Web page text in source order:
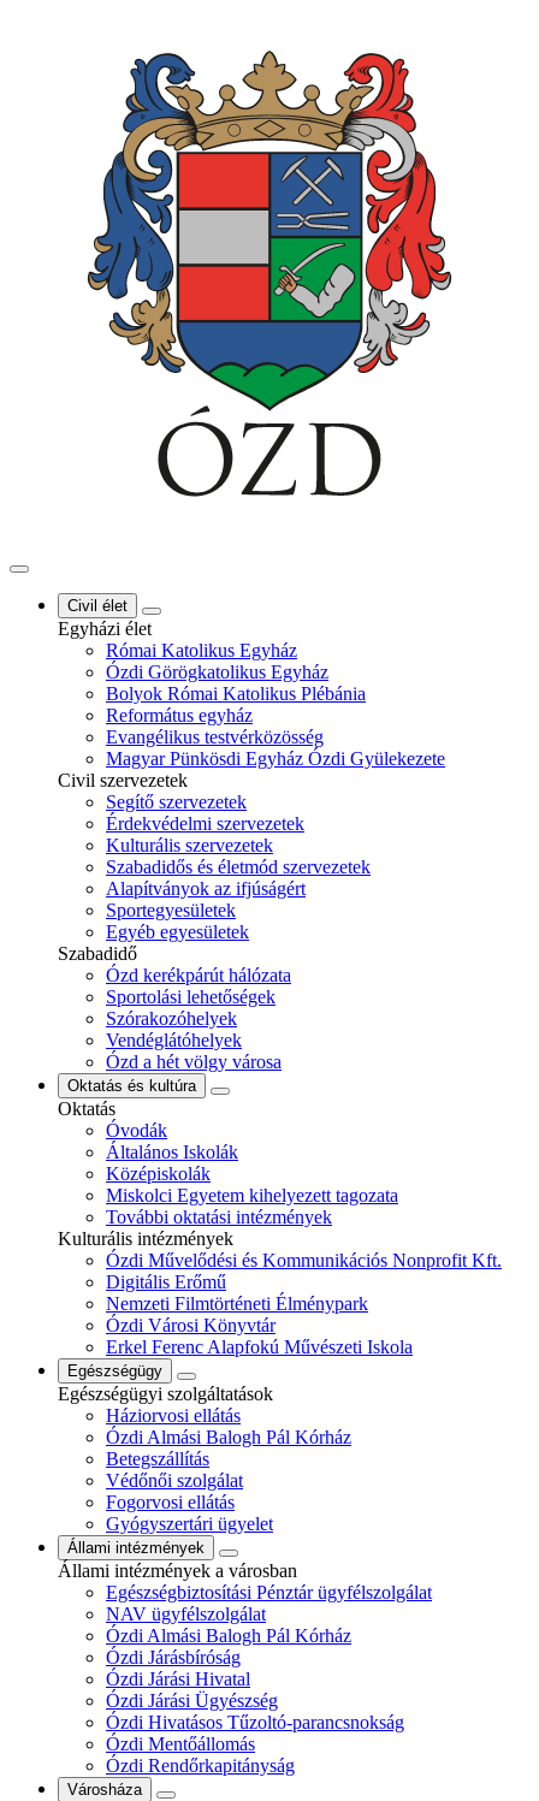
Civil élet
Egyházi élet
Római Katolikus Egyház
Ózdi Görögkatolikus Egyház
Bolyok Római Katolikus Plébánia
Református egyház
Evangélikus testvérközösség
Magyar Pünkösdi Egyház Ózdi Gyülekezete
Civil szervezetek
Segítő szervezetek
Érdekvédelmi szervezetek
Kulturális szervezetek
Szabadidős és életmód szervezetek
Alapítványok az ifjúságért
Sportegyesületek
Egyéb egyesületek
Szabadidő
Ózd kerékpárút hálózata
Sportolási lehetőségek
Szórakozóhelyek
Vendéglátóhelyek
Ózd a hét völgy városa
Oktatás és kultúra
Oktatás
Óvodák
Általános Iskolák
Középiskolák
Miskolci Egyetem kihelyezett tagozata
További oktatási intézmények
Kulturális intézmények
Ózdi Művelődési és Kommunikációs Nonprofit Kft.
Digitális Erőmű
Nemzeti Filmtörténeti Élménypark
Ózdi Városi Könyvtár
Erkel Ferenc Alapfokú Művészeti Iskola
Egészségügy
Egészségügyi szolgáltatások
Háziorvosi ellátás
Ózdi Almási Balogh Pál Kórház
Betegszállítás
Védőnői szolgálat
Fogorvosi ellátás
Gyógyszertári ügyelet
Állami intézmények
Állami intézmények a városban
Egészségbiztosítási Pénztár ügyfélszolgálat
NAV ügyfélszolgálat
Ózdi Almási Balogh Pál Kórház
Ózdi Járásbíróság
Ózdi Járási Hivatal
Ózdi Járási Ügyészség
Ózdi Hivatásos Tűzoltó-parancsnokság
Ózdi Mentőállomás
Ózdi Rendőrkapitányság
Városháza